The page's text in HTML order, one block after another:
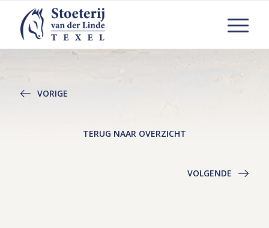
VORIGE
TERUG NAAR OVERZICHT
VOLGENDE